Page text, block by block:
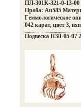
ПЛ-301К-321-0-13-00
Проба: Au585
Гeммологическое
042 карат, цвет 3,
Подвеска ПЗЛ-05-07